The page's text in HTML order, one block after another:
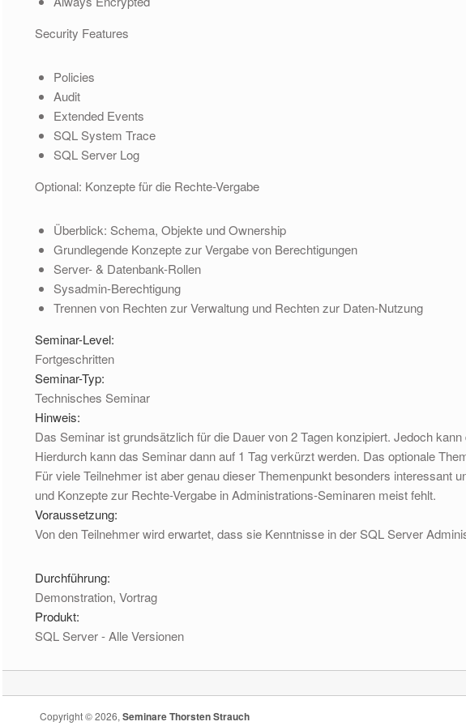
Security Features
Policies
Audit
Extended Events
SQL System Trace
SQL Server Log
Optional: Konzepte für die Rechte-Vergabe
Überblick: Schema, Objekte und Ownership
Grundlegende Konzepte zur Vergabe von Berechtigungen
Server- & Datenbank-Rollen
Sysadmin-Berechtigung
Trennen von Rechten zur Verwaltung und Rechten zur Daten-Nutzung
Seminar-Level:
Fortgeschritten
Seminar-Typ:
Technisches Seminar
Hinweis:
Das Seminar ist grundsätzlich für die Dauer von 2 Tagen konzipiert. Jedoch
Hierdurch kann das Seminar dann auf 1 Tag verkürzt werden. Das optionale
Für viele Teilnehmer ist aber genau dieser Themenpunkt besonders interessant
und Konzepte zur Rechte-Vergabe in Administrations-Seminaren meist fehlt.
Voraussetzung:
Von den Teilnehmer wird erwartet, dass sie Kenntnisse in der SQL Server
Durchführung:
Demonstration, Vortrag
Produkt:
SQL Server - Alle Versionen
Copyright © 2026, Seminare Thorsten Strauch